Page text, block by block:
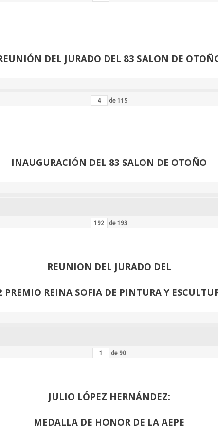
DEL JURADO DEL 83 SALON DE
de 115
INAUGURACIÓN DEL 83 SALON DE OTOÑO
de 193
REUNION DEL JURADO DEL
PREMIO REINA SOFIA DE PINTURA Y
de 90
JULIO LÓPEZ HERNÁNDEZ:
MEDALLA DE HONOR DE LA AEPE